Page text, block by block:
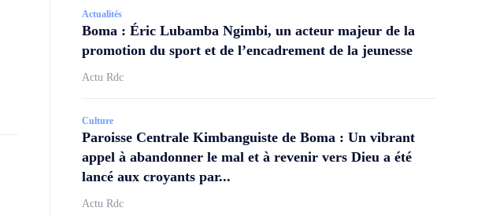
Actualités
Boma : Éric Lubamba Ngimbi, un acteur majeur de la
promotion du sport et de l’encadrement de la jeunesse
Actu Rdc
Culture
Paroisse Centrale Kimbanguiste de Boma : Un vibrant
appel à abandonner le mal et à revenir vers Dieu a été
lancé aux croyants par...
Actu Rdc